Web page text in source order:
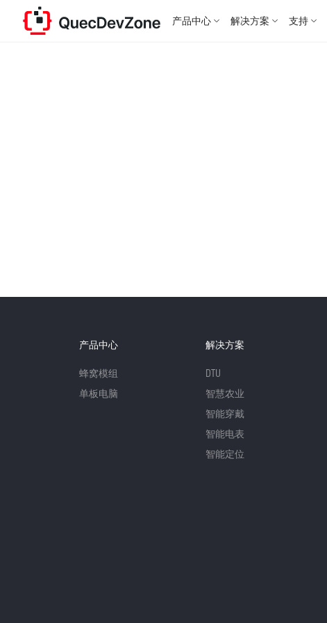
产品中心 解决方案 支持
产品中心
蜂窝模组
单板电脑
解决方案
DTU
智慧农业
智能穿戴
智能电表
智能定位